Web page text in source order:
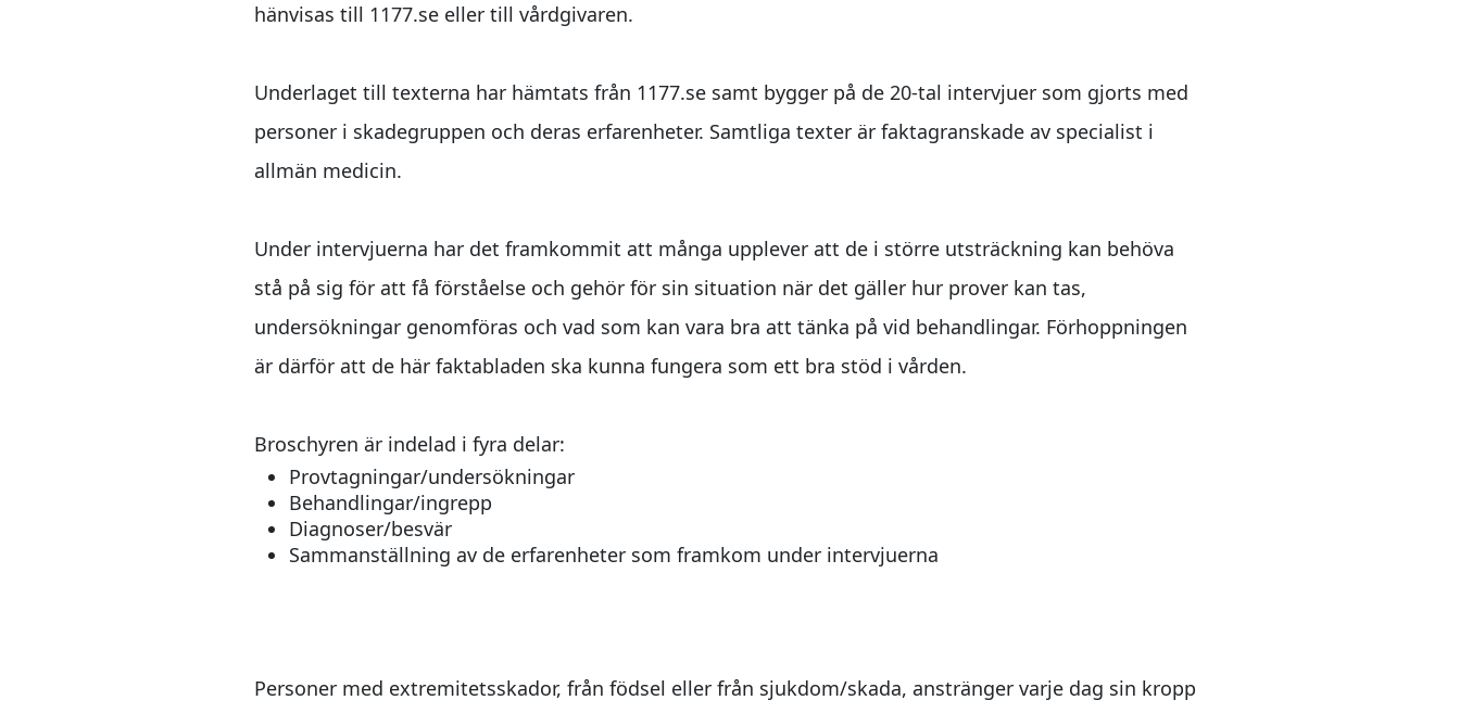
hänvisas till 1177.se eller till vårdgivaren.
Underlaget till texterna har hämtats från 1177.se samt bygger på de 20-tal intervjuer som gjorts med
personer i skadegruppen och deras erfarenheter. Samtliga texter är faktagranskade av specialist i
allmän medicin.
Under intervjuerna har det framkommit att många upplever att de i större utsträckning kan behöva
stå på sig för att få förståelse och gehör för sin situation när det gäller hur prover kan tas,
undersökningar genomföras och vad som kan vara bra att tänka på vid behandlingar. Förhoppningen
är därför att de här faktabladen ska kunna fungera som ett bra stöd i vården.
Broschyren är indelad i fyra delar:
Provtagningar/undersökningar
Behandlingar/ingrepp
Diagnoser/besvär
Sammanställning av de erfarenheter som framkom under intervjuerna
Personer med extremitetsskador, från födsel eller från sjukdom/skada, anstränger varje dag sin kropp